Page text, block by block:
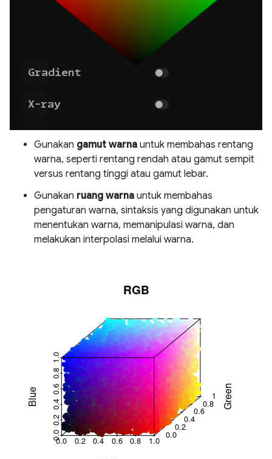
Gunakan gamut warna untuk membahas rentang
warna, seperti rentang rendah atau gamut sempit
versus rentang tinggi atau gamut lebar.
Gunakan ruang warna untuk membahas
pengaturan warna, sintaksis yang digunakan untuk
menentukan warna, memanipulasi warna, dan
melakukan interpolasi melalui warna.